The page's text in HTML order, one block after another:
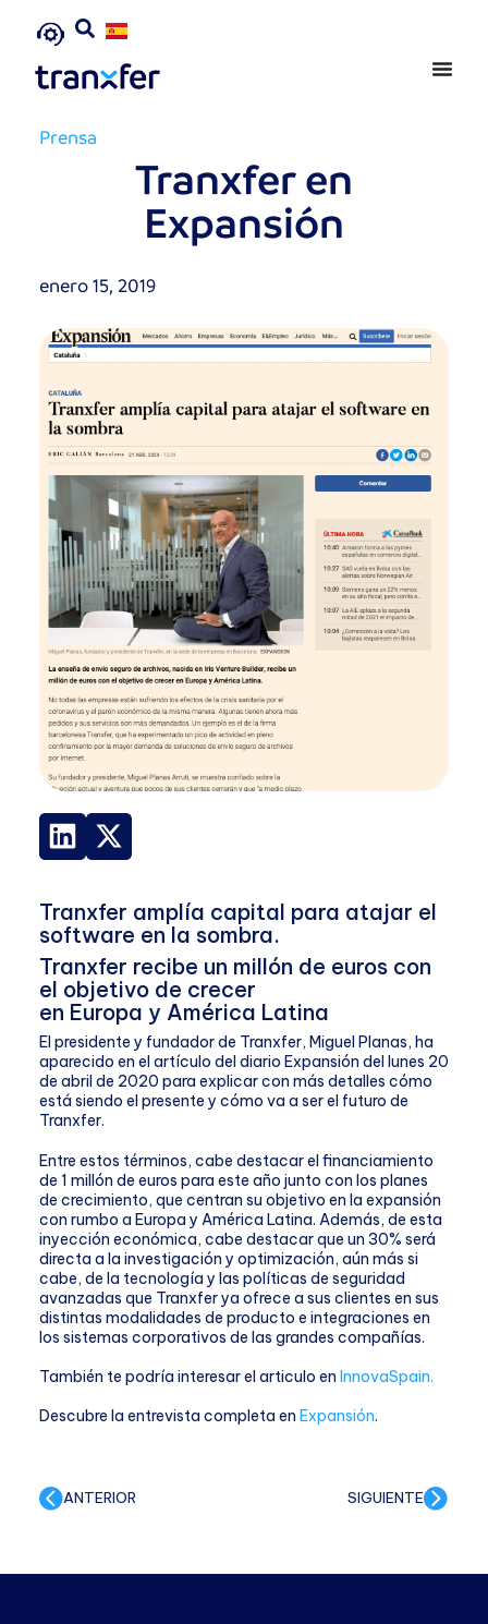
Prensa
Tranxfer en
Expansión
enero 15, 2019
Tranxfer amplía capital para atajar el
software en la sombra.
Tranxfer recibe un millón de euros con
el objetivo de crecer
en Europa y América Latina
El presidente y fundador de Tranxfer, Miguel Planas, ha
aparecido en el artículo del diario Expansión del lunes 20
de abril de 2020 para explicar con más detalles cómo
está siendo el presente y cómo va a ser el futuro de
Tranxfer.
Entre estos términos, cabe destacar el financiamiento
de 1 millón de euros para este año junto con los planes
de crecimiento, que centran su objetivo en la expansión
con rumbo a Europa y América Latina. Además, de esta
inyección económica, cabe destacar que un 30% será
directa a la investigación y optimización, aún más si
cabe, de la tecnología y las políticas de seguridad
avanzadas que Tranxfer ya ofrece a sus clientes en sus
distintas modalidades de producto e integraciones en
los sistemas corporativos de las grandes compañías.
También te podría interesar el articulo en InnovaSpain.
Descubre la entrevista completa en Expansión.
ANTERIOR SIGUIENTE